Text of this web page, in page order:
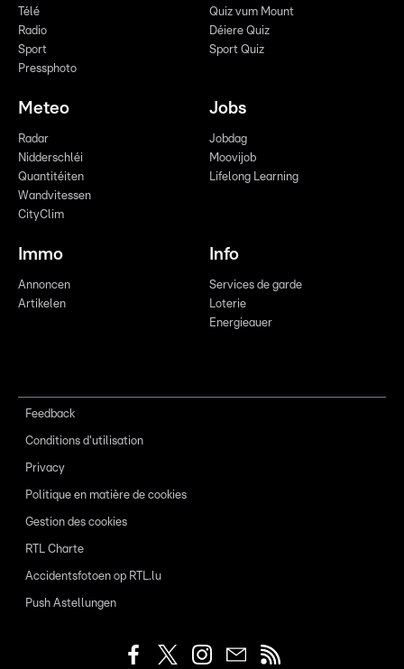
Télé
Radio
Sport
Pressphoto
Quiz vum Mount
Déiere Quiz
Sport Quiz
Meteo
Radar
Nidderschléi
Quantitéiten
Wandvitessen
CityClim
Jobs
Jobdag
Moovijob
Lifelong Learning
Immo
Annoncen
Artikelen
Info
Services de garde
Loterie
Energieauer
Feedback
Conditions d'utilisation
Privacy
Politique en matière de cookies
Gestion des cookies
RTL Charte
Accidentsfotoen op RTL.lu
Push Astellungen